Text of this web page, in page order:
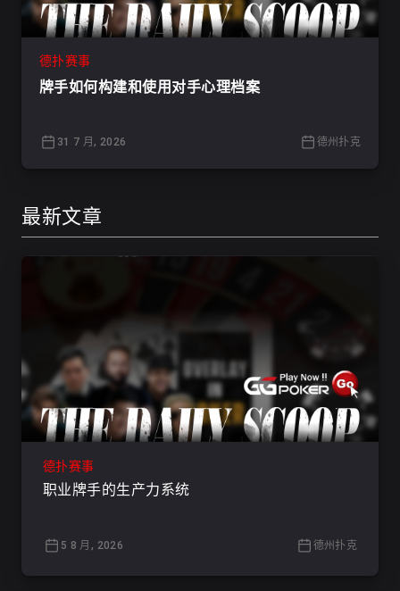
德扑赛事
牌手如何构建和使用对手心理档案
31 7 月, 2026 德州扑克
最新文章
德扑赛事
职业牌手的生产力系统
5 8 月, 2026 德州扑克